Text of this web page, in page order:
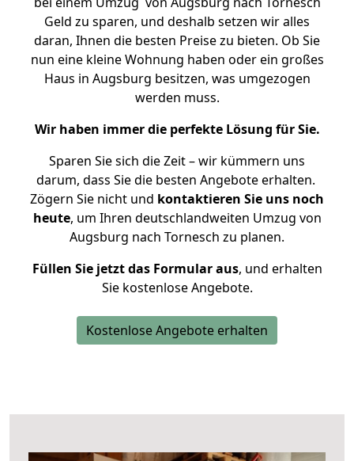
Geld zu sparen, und deshalb setzen wir alles
daran, Ihnen die besten Preise zu bieten. Ob Sie
nun eine kleine Wohnung haben oder ein großes
Haus in Augsburg besitzen, was umgezogen
werden muss.
Wir haben immer die perfekte Lösung für Sie.
Sparen Sie sich die Zeit – wir kümmern uns
darum, dass Sie die besten Angebote erhalten.
Zögern Sie nicht und kontaktieren Sie uns noch
heute, um Ihren deutschlandweiten Umzug von
Augsburg nach Tornesch zu planen.
Füllen Sie jetzt das Formular aus, und erhalten
Sie kostenlose Angebote.
Kostenlose Angebote erhalten